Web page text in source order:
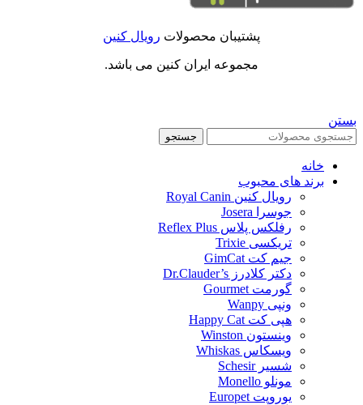
پشتیبان محصولات رویال کنین
مجموعه ایران کنین می باشد.
بستن
جستجو
خانه
برند های محبوب
رویال کنین Royal Canin
جوسرا Josera
رفلکس پلاس Reflex Plus
تریکسی Trixie
جیم کت GimCat
دکتر کلادرز Dr.Clauder’s
گورمت Gourmet
ونپی Wanpy
هپی کت Happy Cat
وینستون Winston
ویسکاس Whiskas
شسیر Schesir
مونلو Monello
یوروپت Europet